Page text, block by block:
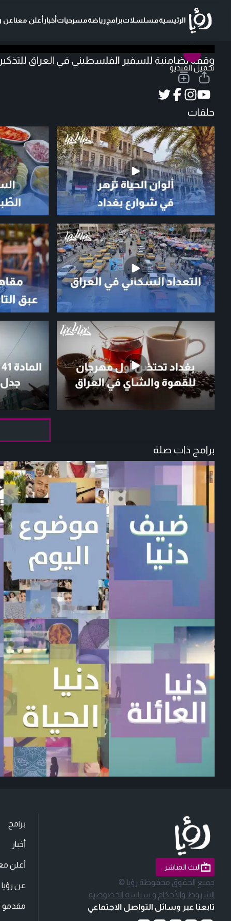
الرئيسيةمسلسلاتبرامجرياضةمسرحياتأخبارأعلن معناعن
تحميل الفيديو
وقفة تضامنية للسفير الفلسطيني في العراق للتذكير
حلقات
برامج ذات صلة
البث المباشر
جميع الحقوق محفوظة رؤيا ©
الشروط والأحكام و سياسة الخصوصية
تابعنا عبر وسائل التواصل الاجتماعي
برامج
أخبار
أعلن
عن رؤيا
مقدمو